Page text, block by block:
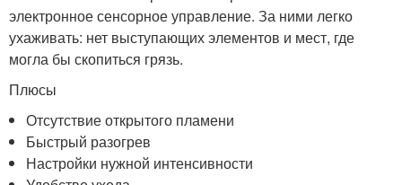
электронное сенсорное управление. За ними легко
ухаживать: нет выступающих элементов и мест, где
могла бы скопиться грязь.
Плюсы
Отсутствие открытого пламени
Быстрый разогрев
Настройки нужной интенсивности